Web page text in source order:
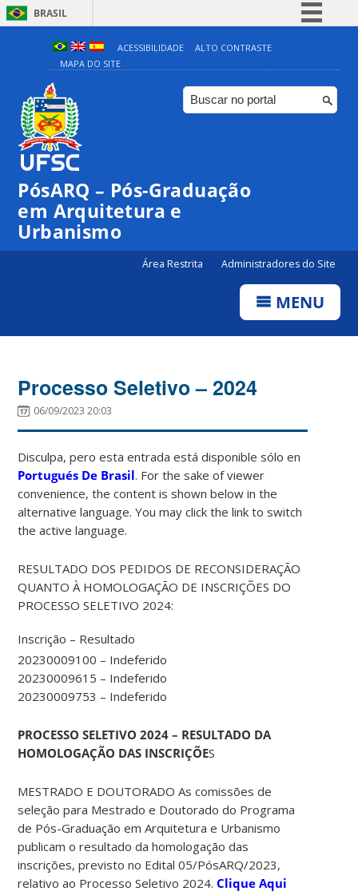
BRASIL
Simplifique!
Comunica BR
Participe
ACESSIBILIDADE
ALTO CONTRASTE
MAPA DO SITE
PósARQ – Pós-Graduação
em Arquitetura e
Urbanismo
Área Restrita Administradores do Site
MENU
Processo Seletivo – 2024
06/09/2023 20:03
Disculpa, pero esta entrada está disponible sólo en
Portugués De Brasil. For the sake of viewer
convenience, the content is shown below in the
alternative language. You may click the link to switch
the active language.
RESULTADO DOS PEDIDOS DE RECONSIDERAÇÃO
QUANTO À HOMOLOGAÇÃO DE INSCRIÇÕES DO
PROCESSO SELETIVO 2024:
Inscrição – Resultado
20230009100 – Indeferido
20230009615 – Indeferido
20230009753 – Indeferido
PROCESSO SELETIVO 2024 – RESULTADO DA
HOMOLOGAÇÃO DAS INSCRIÇÕES
MESTRADO E DOUTORADO As comissões de
seleção para Mestrado e Doutorado do Programa
de Pós-Graduação em Arquitetura e Urbanismo
publicam o resultado da homologação das
inscrições, previsto no Edital 05/PósARQ/2023,
relativo ao Processo Seletivo 2024.Clique Aqui